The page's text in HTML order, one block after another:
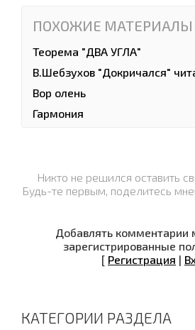
ПОХОЖИЕ МАТЕРИАЛЫ
Теорема "ДВА УГЛА"
В.Шебзухов "Докричался"
Вор олень
Гармония
Никто не решился оставить
Будь-те первым, поделитесь
Добавлять комментарии
зарегистрированные
[ Регистрация |
КАТЕГОРИИ РАЗДЕЛА